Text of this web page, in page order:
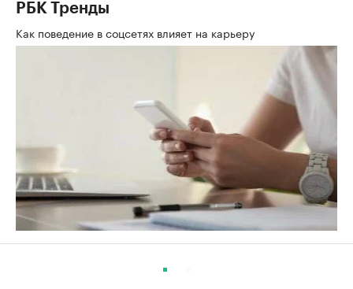
РБК Тренды
Как поведение в соцсетях влияет на карьеру